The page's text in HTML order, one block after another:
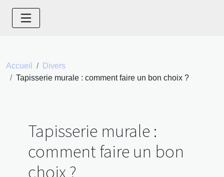
Accueil
Divers
Tapisserie murale : comment faire un bon choix ?
Tapisserie murale :
comment faire un bon
choix ?